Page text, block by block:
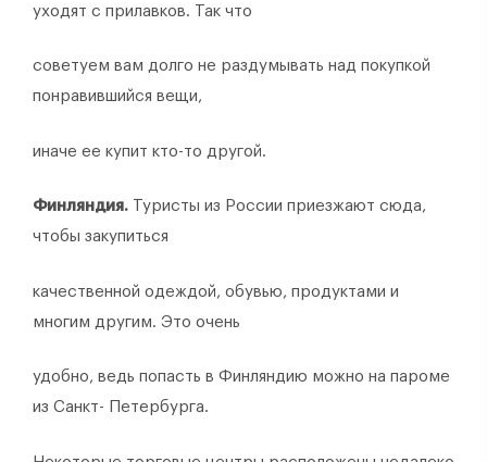
уходят с прилавков. Так что
советуем вам долго не раздумывать над покупкой
понравившийся вещи,
иначе ее купит кто-то другой.
Финляндия. Туристы из России приезжают сюда,
чтобы закупиться
качественной одеждой, обувью, продуктами и
многим другим. Это очень
удобно, ведь попасть в Финляндию можно на пароме
из Санкт- Петербурга.